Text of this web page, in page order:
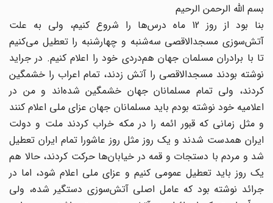
بسم‌‌ اللّه‌ الرحمن الرحیم
بنا بود از روز 12 ماه درس‌ها را شروع کنیم، ولى به علت
آتش‌‌سوزى مسجدالاقصى سه‌‌شنبه و چهارشنبه را تعطیل می‌کنیم
تا با برادران مسلمان جهان هم‌دردى خود را اعلام کنیم. در جراید
نوشته بودند مسجدالاقصى را آتش زدند، تمام اعراب را خشمگین
کردند، ولى تمام مسلمانان جهان خشمگین شده‌‌اند و من در
اعلامیه خود نوشته بودم باید مسلمانان جهان عزاى ملى اعلام کنند
و مثل زمانى که قبور ائمه را در مکه خراب کردند ملت و دولت
ایران همدست شدند و یک روز مثل روز عاشورا تمام ایران تعطیل
شد و مردم با دستجات و قمه در خیابان‌ها حرکت کردند، حالا هم
یک روز باید تعطیل عمومى کنیم و عزاى ملى اعلام شود، اما در
جرائد نوشته بود که عامل اصلى آتش‌سوزى دستگیر شده، ولى